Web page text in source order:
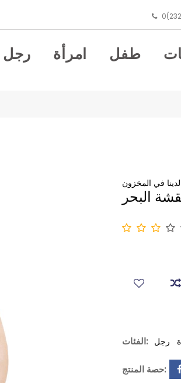
رجل امرأة طفل
لدينا في المخزون
البحر
الفئات: رجل
حصة المنتج: